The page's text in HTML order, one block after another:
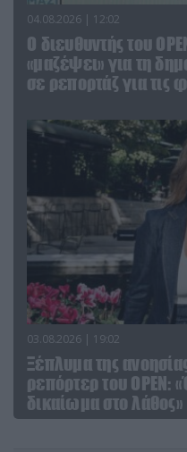
04.08.2026 | 12:02
O διευθυντής του
«μαζέψει» για τη
σε ρεπορτάζ για τις
03.08.2026 | 19:02
Ξέπλυμα της
ρεπόρτερ του ΟΡΕΝ:
δικαίωμα στο λάθος»